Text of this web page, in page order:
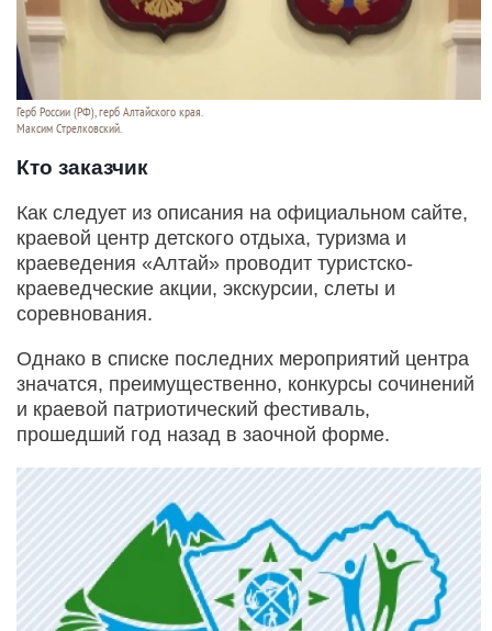
Герб России (РФ), герб Алтайского края.
Максим Стрелковский.
Кто заказчик
Как следует из описания на официальном сайте,
краевой центр детского отдыха, туризма и
краеведения «Алтай» проводит туристско-
краеведческие акции, экскурсии, слеты и
соревнования.
Однако в списке последних мероприятий центра
значатся, преимущественно, конкурсы сочинений
и краевой патриотический фестиваль,
прошедший год назад в заочной форме.